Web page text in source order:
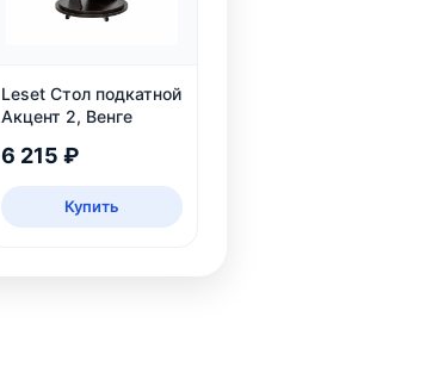
Leset Стол подкатной
Акцент 2, Венге
6 215 ₽
Купить